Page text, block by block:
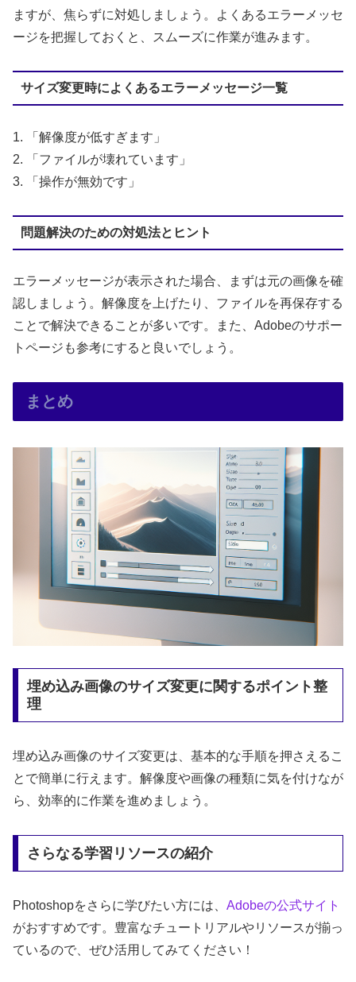
ますが、焦らずに対処しましょう。よくあるエラーメッセ
ージを把握しておくと、スムーズに作業が進みます。
サイズ変更時によくあるエラーメッセージ一覧
1. 「解像度が低すぎます」
2. 「ファイルが壊れています」
3. 「操作が無効です」
問題解決のための対処法とヒント
エラーメッセージが表示された場合、まずは元の画像を確
認しましょう。解像度を上げたり、ファイルを再保存する
ことで解決できることが多いです。また、Adobeのサポー
トページも参考にすると良いでしょう。
まとめ
埋め込み画像のサイズ変更に関するポイント整
理
埋め込み画像のサイズ変更は、基本的な手順を押さえるこ
とで簡単に行えます。解像度や画像の種類に気を付けなが
ら、効率的に作業を進めましょう。
さらなる学習リソースの紹介
Photoshopをさらに学びたい方には、 Adobeの公式サイト
がおすすめです。豊富なチュートリアルやリソースが揃っ
ているので、ぜひ活用してみてください！